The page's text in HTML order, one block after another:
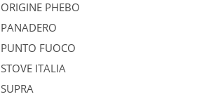
ORIGINE PHEBO
PANADERO
PUNTO FUOCO
STOVE ITALIA
SUPRA